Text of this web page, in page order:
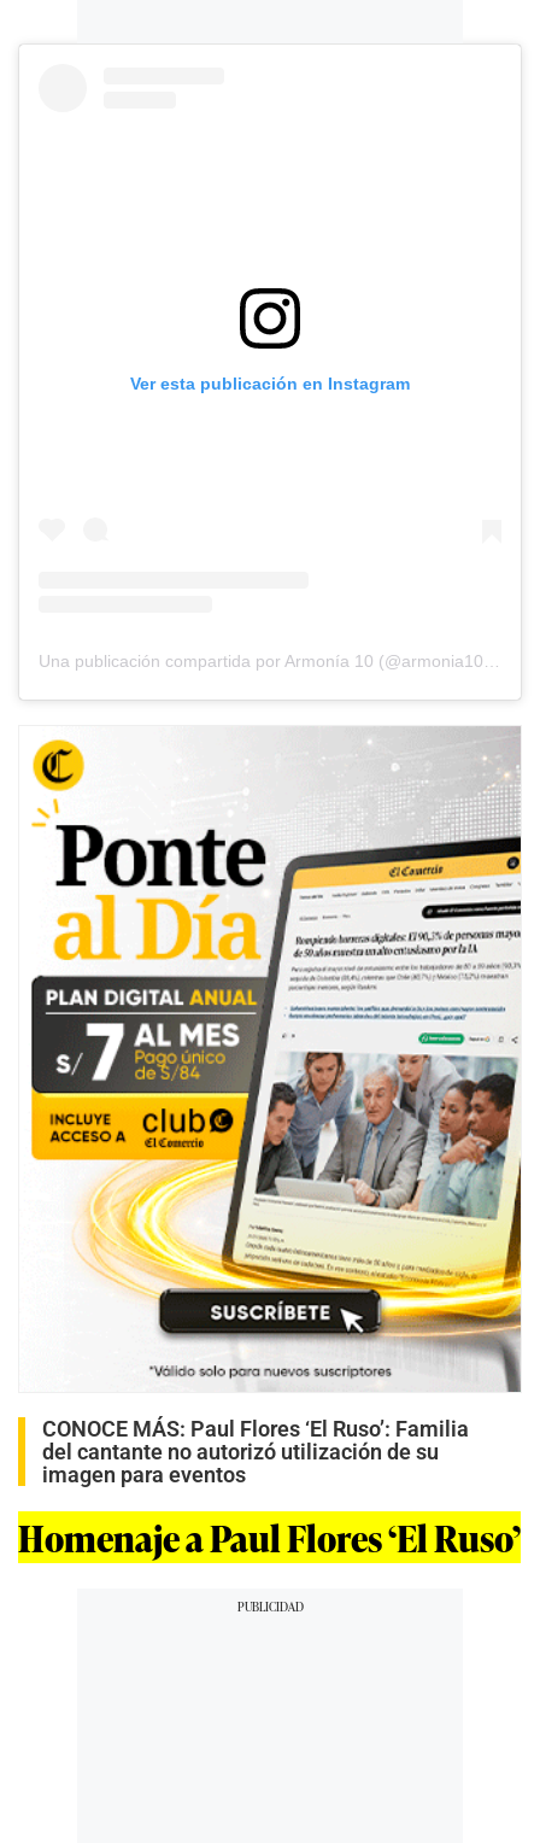
Ver esta publicación en Instagram
CONOCE MÁS: Paul Flores ‘El Ruso’: Familia
del cantante no autorizó utilización de su
imagen para eventos
Homenaje a Paul Flores ‘El Ruso’